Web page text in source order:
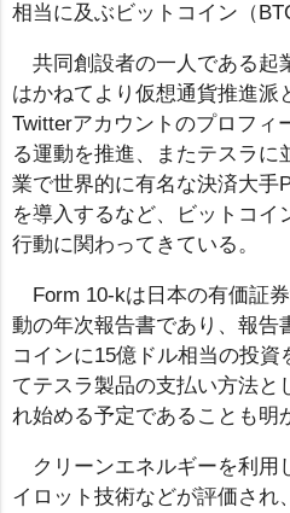
相当に及ぶビットコイン（
共同創設者の一人である起
はかねてより仮想通貨推進派
Twitterアカウントのプロフィ
る運動を推進、またテスラに
業で世界的に有名な決済大手
を導入するなど、ビットコイ
行動に関わってきている。
Form 10-kは日本の有価証
動の年次報告書であり、報告
コインに15億ドル相当の投
てテスラ製品の支払い方法と
れ始める予定であることも明
クリーンエネルギーを利用
イロット技術などが評価され